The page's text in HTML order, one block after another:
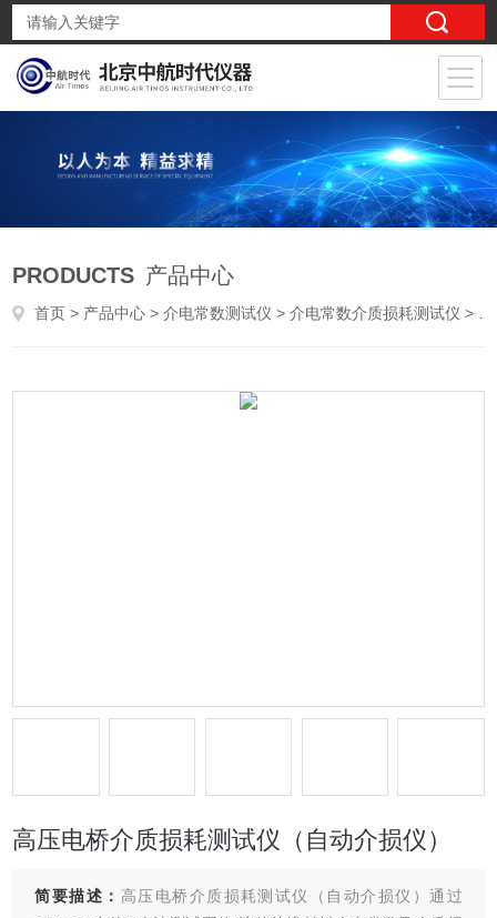
PRODUCTS 产品中心
首页 > 产品中心 >介电常数测试仪 >介电常数介质损耗测试仪 > 高压电桥介质损耗测试仪（自动介损仪）
高压电桥介质损耗测试仪（自动介损仪）
简要描述： 高压电桥介质损耗测试仪（自动介损仪）通过